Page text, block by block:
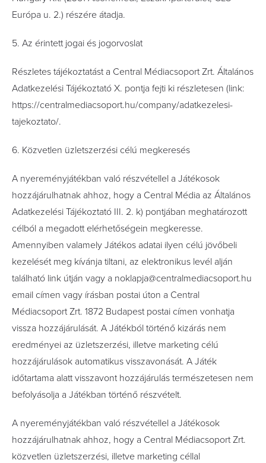
Európa u. 2.) részére átadja.
5. Az érintett jogai és jogorvoslat
Részletes tájékoztatást a Central Médiacsoport Zrt. Általános
Adatkezelési Tájékoztató X. pontja fejti ki részletesen (link:
https://centralmediacsoport.hu/company/adatkezelesi-
tajekoztato/.
6. Közvetlen üzletszerzési célú megkeresés
A nyereményjátékban való részvétellel a Játékosok
hozzájárulhatnak ahhoz, hogy a Central Média az Általános
Adatkezelési Tájékoztató III. 2. k) pontjában meghatározott
célból a megadott elérhetőségein megkeresse.
Amennyiben valamely Játékos adatai ilyen célú jövőbeli
kezelését meg kívánja tiltani, az elektronikus levél alján
található link útján vagy a noklapja@centralmediacsoport.hu
email címen vagy írásban postai úton a Central
Médiacsoport Zrt. 1872 Budapest postai címen vonhatja
vissza hozzájárulását. A Játékból történő kizárás nem
eredményei az üzletszerzési, illetve marketing célú
hozzájárulások automatikus visszavonását. A Játék
időtartama alatt visszavont hozzájárulás természetesen nem
befolyásolja a Játékban történő részvételt.
A nyereményjátékban való részvétellel a Játékosok
hozzájárulhatnak ahhoz, hogy a Central Médiacsoport Zrt.
közvetlen üzletszerzési, illetve marketing céllal